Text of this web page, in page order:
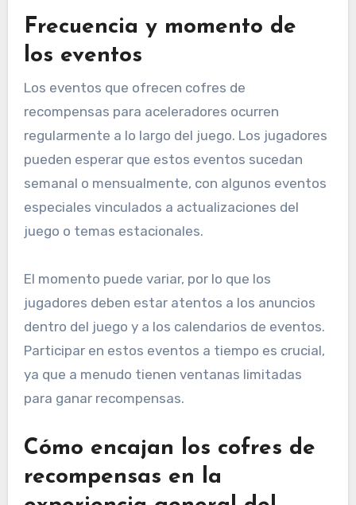
Frecuencia y momento de
los eventos
Los eventos que ofrecen cofres de
recompensas para aceleradores ocurren
regularmente a lo largo del juego. Los jugadores
pueden esperar que estos eventos sucedan
semanal o mensualmente, con algunos eventos
especiales vinculados a actualizaciones del
juego o temas estacionales.
El momento puede variar, por lo que los
jugadores deben estar atentos a los anuncios
dentro del juego y a los calendarios de eventos.
Participar en estos eventos a tiempo es crucial,
ya que a menudo tienen ventanas limitadas
para ganar recompensas.
Cómo encajan los cofres de
recompensas en la